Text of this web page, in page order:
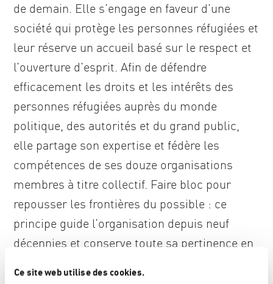
Ce site web utilise des cookies.
de demain. Elle s’engage en faveur d’une
société qui protège les personnes réfugiées et
leur réserve un accueil basé sur le respect et
l’ouverture d’esprit. Afin de défendre
efficacement les droits et les intérêts des
personnes réfugiées auprès du monde
politique, des autorités et du grand public,
elle partage son expertise et fédère les
compétences de ses douze organisations
membres à titre collectif. Faire bloc pour
repousser les frontières du possible : ce
principe guide l’organisation depuis neuf
décennies et conserve toute sa pertinence en